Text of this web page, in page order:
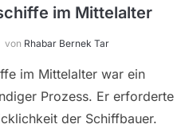
im Mittelalter
von Rhabar Bernek Tar
im Mittelalter war ein
Prozess. Er erforderte
der Schiffbauer.